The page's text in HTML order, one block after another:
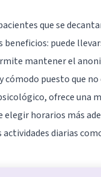
que se
puede
mantener el
cómodo puesto que no
ofrece una
elegir horarios más
diarias